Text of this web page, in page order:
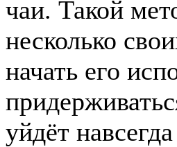
чаи. Такой
несколько
начать его
уйдёт